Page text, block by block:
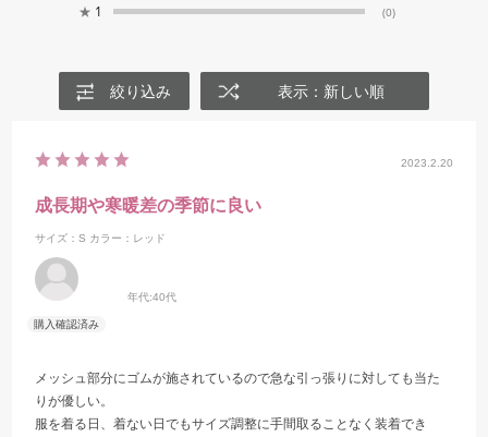
★ 1 (0)
絞り込み 表示：新しい順
2023.2.20
成長期や寒暖差の季節に良い
サイズ：S カラー：レッド
年代:40代
メッシュ部分にゴムが施されているので急な引っ張りに対しても当た
りが優しい。
服を着る日、着ない日でもサイズ調整に手間取ることなく装着でき